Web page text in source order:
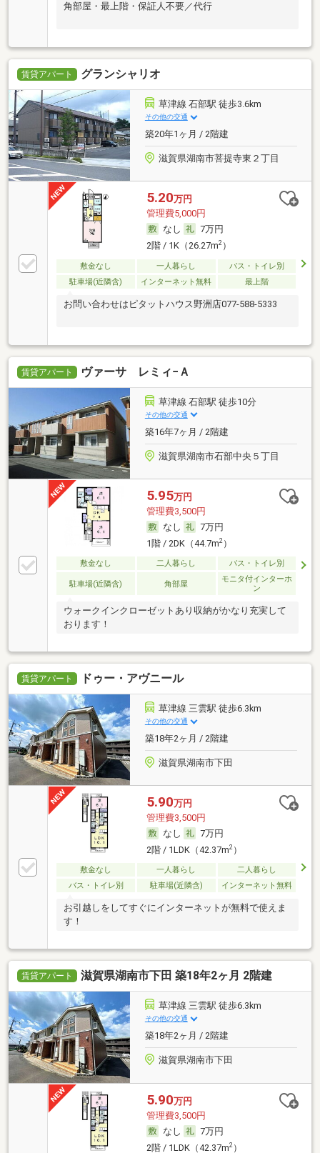
角部屋・最上階・保証人不要／代行
賃貸アパート グランシャリオ
草津線 石部駅 徒歩3.6km
その他の交通
築20年1ヶ月 / 2階建
滋賀県湖南市菩提寺東２丁目
5.20万円
管理費5,000円
なし
7万円
2階 / 1K（26.27m2）
敷金なし 一人暮らし
バス・トイレ別
駐車場(近隣含)
インターネット無料 最上階
お問い合わせはピタットハウス野洲店077-588-5333
賃貸アパート ヴァーサ レミィ−Ａ
草津線 石部駅 徒歩10分
その他の交通
築16年7ヶ月 / 2階建
滋賀県湖南市石部中央５丁目
5.95万円
管理費3,500円
なし
7万円
1階 / 2DK（44.7m2）
敷金なし 二人暮らし バス・トイレ別
駐車場(近隣含) 角部屋
モニタ付インターホ
ン
ウォークインクローゼットあり収納がかなり充実して
おります！
賃貸アパート ドゥー・アヴニール
草津線 三雲駅 徒歩6.3km
その他の交通
築18年2ヶ月 / 2階建
滋賀県湖南市下田
5.90万円
管理費3,500円
なし
7万円
2階 / 1LDK（42.37m2）
敷金なし 一人暮らし
二人暮らし
バス・トイレ別
駐車場(近隣含) インターネット無料
お引越しをしてすぐにインターネットが無料で使えま
す！
賃貸アパート 滋賀県湖南市下田 築18年2ヶ月 2階建
草津線 三雲駅 徒歩6.3km
その他の交通
築18年2ヶ月 / 2階建
滋賀県湖南市下田
5.90万円
管理費3,500円
なし
7万円
2階 / 1LDK（42.37m2）